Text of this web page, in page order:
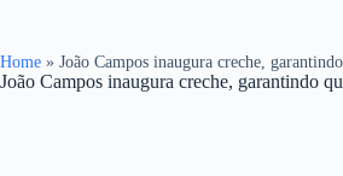
Home » João Campos inaugura creche,
João Campos inaugura creche, garantindo